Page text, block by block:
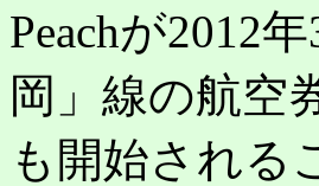
Peachが2012
岡」線の航空
も開始される